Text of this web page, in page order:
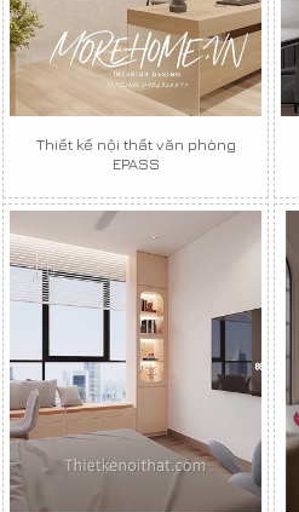
Thiết kế nội thất văn phòng
EPASS